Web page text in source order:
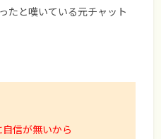
たと嘆いている元チャット
信が無いから